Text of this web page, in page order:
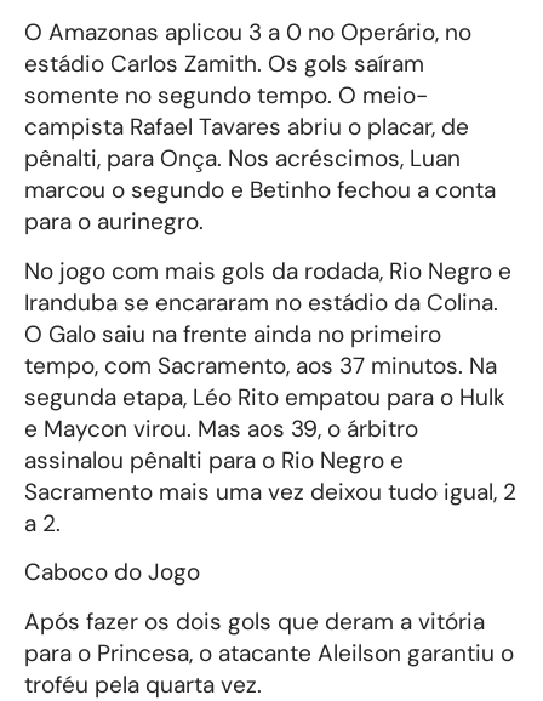
O Amazonas aplicou 3 a 0 no Operário, no
estádio Carlos Zamith. Os gols saíram
somente no segundo tempo. O meio-
campista Rafael Tavares abriu o placar, de
pênalti, para Onça. Nos acréscimos, Luan
marcou o segundo e Betinho fechou a conta
para o aurinegro.
No jogo com mais gols da rodada, Rio Negro e
Iranduba se encararam no estádio da Colina.
O Galo saiu na frente ainda no primeiro
tempo, com Sacramento, aos 37 minutos. Na
segunda etapa, Léo Rito empatou para o Hulk
e Maycon virou. Mas aos 39, o árbitro
assinalou pênalti para o Rio Negro e
Sacramento mais uma vez deixou tudo igual, 2
a 2.
Caboco do Jogo
Após fazer os dois gols que deram a vitória
para o Princesa, o atacante Aleilson garantiu o
troféu pela quarta vez.